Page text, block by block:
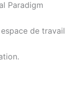
Paradigm
de travail